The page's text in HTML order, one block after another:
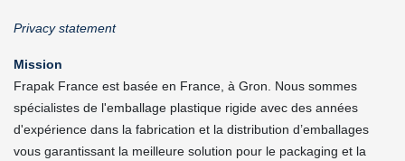
Privacy statement
Mission
Frapak France est basée en France, à Gron. Nous sommes
spécialistes de l'emballage plastique rigide avec des années
d'expérience dans la fabrication et la distribution d’emballages
vous garantissant la meilleure solution pour le packaging et la